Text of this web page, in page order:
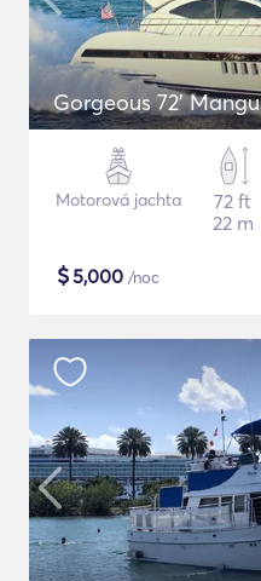
Gorgeous 72'
Motorová jachta
72 ft
22 m
$5,000 /noc